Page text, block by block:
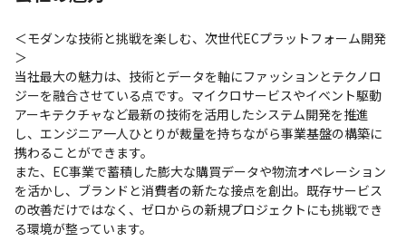
＜モダンな技術と挑戦を楽しむ、次世代ECプラットフォーム開発
＞
当社最大の魅力は、技術とデータを軸にファッションとテクノロ
ジーを融合させている点です。マイクロサービスやイベント駆動
アーキテクチャなど最新の技術を活用したシステム開発を推進
し、エンジニア一人ひとりが裁量を持ちながら事業基盤の構築に
携わることができます。
また、EC事業で蓄積した膨大な購買データや物流オペレーション
を活かし、ブランドと消費者の新たな接点を創出。既存サービス
の改善だけではなく、ゼロからの新規プロジェクトにも挑戦でき
る環境が整っています。